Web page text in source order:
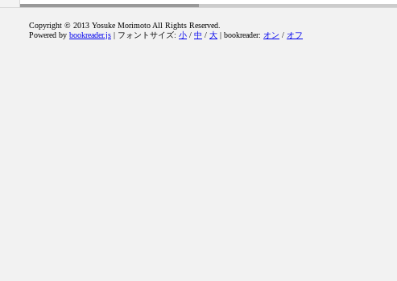
Copyright © 2013 Yosuke Morimoto All Rights Reserved.
Powered by bookreader.js | フォントサイズ: 小 / 中 / 大 | bookreader: オン / オフ